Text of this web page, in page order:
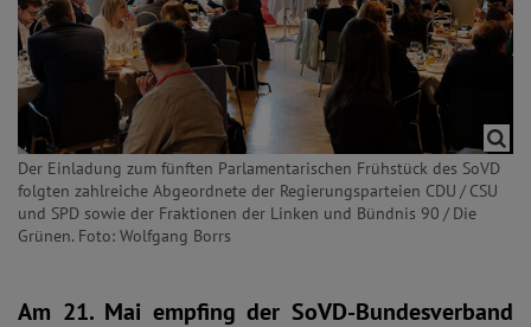
Der Einladung zum fünften Parlamentarischen Frühstück des SoVD
folgten zahlreiche Abgeordnete der Regierungsparteien CDU / CSU
und SPD sowie der Fraktionen der Linken und Bündnis 90 / Die
Grünen. Foto: Wolfgang Borrs
Am 21. Mai empfing der SoVD-Bundesverband